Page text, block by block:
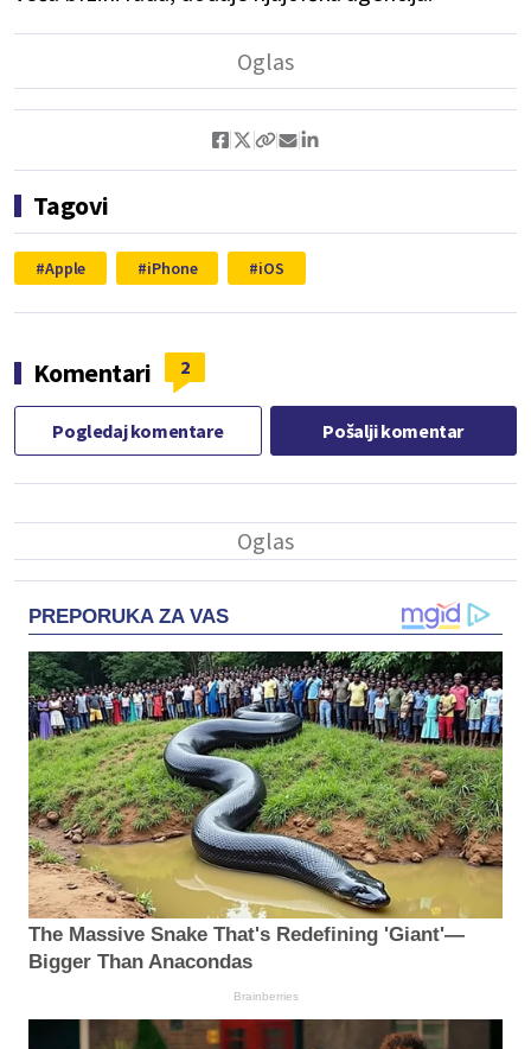
Tagovi
Apple iPhone iOS
Komentari 2
Pogledaj komentare Pošalji komentar
PREPORUKA ZA VAS
The Massive Snake That's Redefining 'Giant'—
Bigger Than Anacondas
Brainberries